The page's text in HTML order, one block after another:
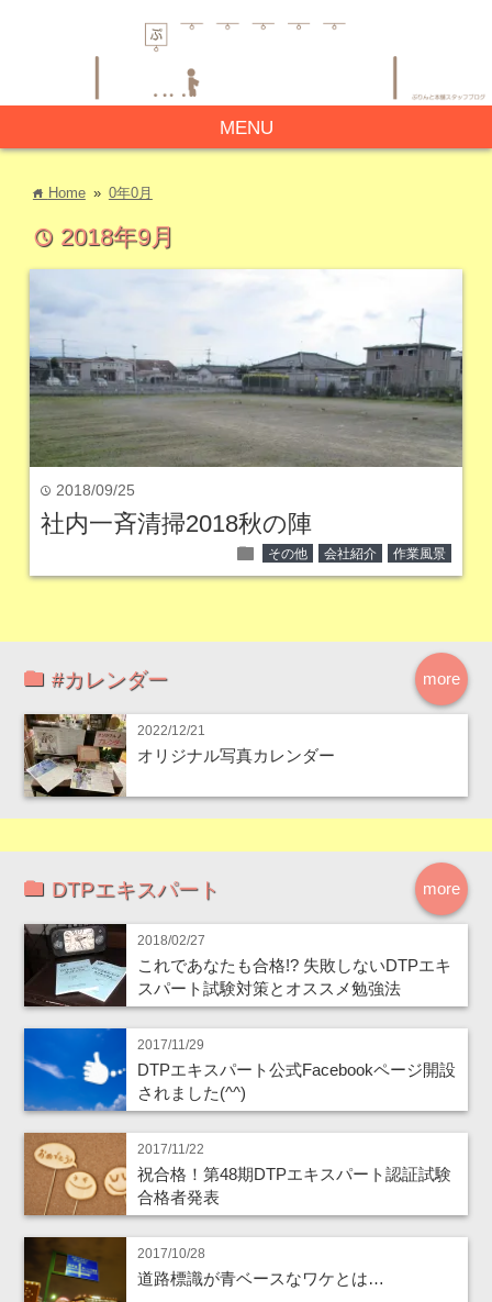
MENU
home Home » 0年0月
time 2018年9月
time 2018/09/25
社内一斉清掃2018秋の陣
folder その他 会社紹介 作業風景
more
#カレンダー
2022/12/21
オリジナル写真カレンダー
more
DTPエキスパート
2018/02/27
これであなたも合格!? 失敗しないDTPエキ
スパート試験対策とオススメ勉強法
2017/11/29
DTPエキスパート公式Facebookページ開設
されました(^^)
2017/11/22
祝合格！第48期DTPエキスパート認証試験
合格者発表
2017/10/28
道路標識が青ベースなワケとは…